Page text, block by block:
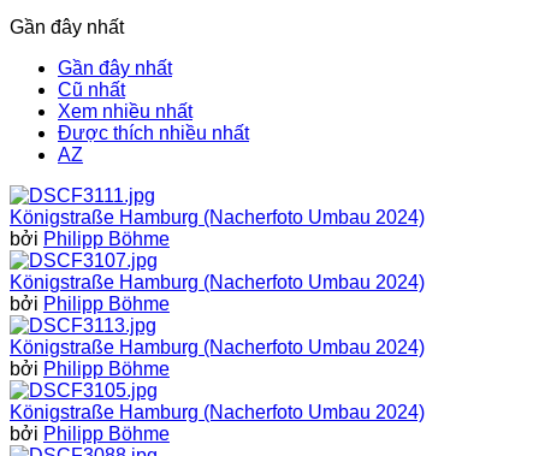
Gần đây nhất
Gần đây nhất
Cũ nhất
Xem nhiều nhất
Được thích nhiều nhất
AZ
Königstraße Hamburg (Nacherfoto Umbau 2024)
bởi Philipp Böhme
Königstraße Hamburg (Nacherfoto Umbau 2024)
bởi Philipp Böhme
Königstraße Hamburg (Nacherfoto Umbau 2024)
bởi Philipp Böhme
Königstraße Hamburg (Nacherfoto Umbau 2024)
bởi Philipp Böhme